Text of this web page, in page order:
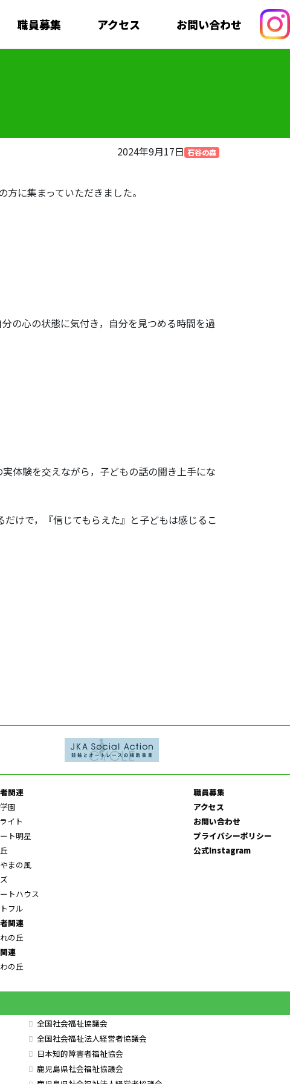
職員募集 アクセス お問い合わせ
2024年9月17日 石谷の森
に集まっていただきました。
の心の状態に気付き，自分を見つめる時間を過
体験を交えながら，子どもの話の聞き上手にな
けで，『信じてもらえた』と子どもは感じるこ
関連
園
イト
ト明星
まの風
トハウス
フル
関連
の丘
連
の丘
職員募集
アクセス
お問い合わせ
プライバシーポリシー
公式Instagram
全国社会福祉協議会
全国社会福祉法人経営者協議会
日本知的障害者福祉協会
鹿児島県社会福祉協議会